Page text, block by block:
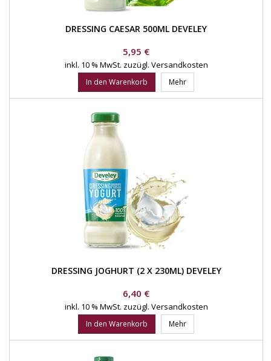
DRESSING CAESAR 500ML DEVELEY
Preis
5,95 €
inkl. 10 % MwSt. zuzügl. Versandkosten
In den Warenkorb Mehr
DRESSING JOGHURT (2 X 230ML) DEVELEY
Preis
6,40 €
inkl. 10 % MwSt. zuzügl. Versandkosten
In den Warenkorb Mehr